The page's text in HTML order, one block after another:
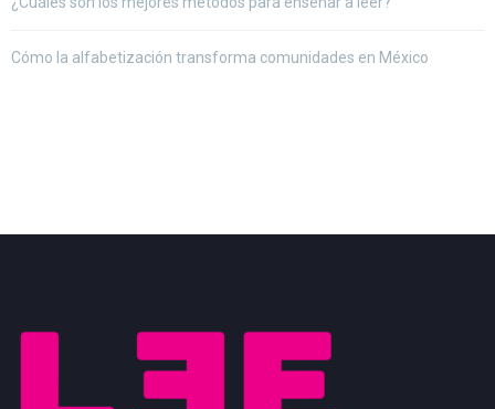
Cómo la alfabetización transforma comunidades en México